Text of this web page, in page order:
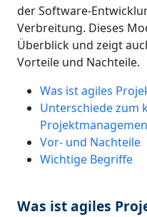
der Software-
Verbreitung. Dieses
Überblick und zeigt
Vorteile und Nachteile.
Was ist agiles
Unterschiede zum
Vor- und Nachteile
Wichtige Begriffe
Was ist agiles